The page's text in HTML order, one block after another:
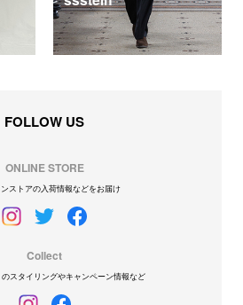
FOLLOW US
ONLINE STORE
ストアの入荷情報などをお届け
Collect
スタイリングやキャンペーン情報など